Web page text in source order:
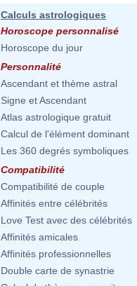
Calculs astrologiques
Horoscope personnalisé
Horoscope du jour
Personnalité
Ascendant et thème astral
Signe et Ascendant
Atlas astrologique gratuit
Calcul de l'élément dominant
Les 360 degrés symboliques
Compatibilité
Compatibilité de couple
Affinités entre célébrités
Love Test avec des célébrités
Affinités amicales
Affinités professionnelles
Double carte de synastrie